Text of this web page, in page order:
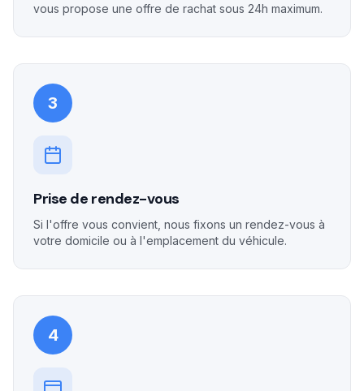
vous propose une offre de rachat sous 24h maximum.
3
Prise de rendez-vous
Si l'offre vous convient, nous fixons un rendez-vous à
votre domicile ou à l'emplacement du véhicule.
4